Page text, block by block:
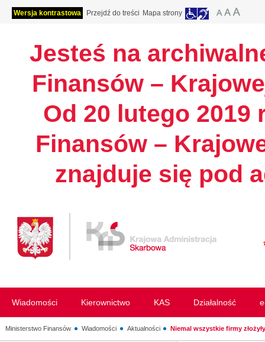
Wersja kontrastowa Przejdź do treści Mapa strony
Jesteś na
Finansów –
Od 20 lutego 2019
Finansów –
znajduje się pod
Wiadomości Kierownictwo KAS Działalność
Ministerstwo Finansów Wiadomości Aktualności Niemal wszystkie firmy